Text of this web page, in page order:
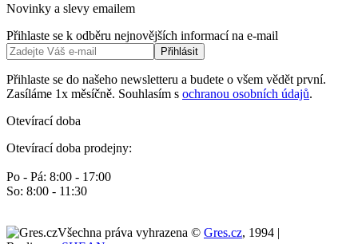
Novinky a slevy emailem
Přihlaste se k odběru nejnovějších informací na e-mail
Přihlásit
Přihlaste se do našeho newsletteru a budete o všem vědět první.
Zasíláme 1x měsíčně. Souhlasím s ochranou osobních údajů.
Otevírací doba
Otevírací doba prodejny:
Po - Pá: 8:00 - 17:00
So: 8:00 - 11:30
Všechna práva vyhrazena © Gres.cz, 1994 |